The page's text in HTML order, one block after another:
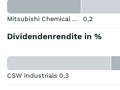
Mitsubishi Chemical Group Corporation 0,2
Dividendenrendite in %
CSW Industrials 0,3